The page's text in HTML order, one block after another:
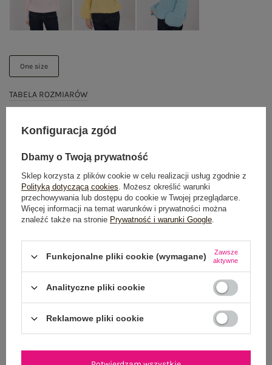
One size
TABELA ROZMIARÓW
DODAJ DO KOSZYKA
Możesz kupić także poprzez:
Dostawaod 7,99 zł
Do darmowej dostawy brakuje 200,00 zł
Wysyłka wponiedziałek
100 dni na zwrot
Konfiguracja zgód
Dbamy o Twoją prywatność
Sklep korzysta z plików cookie w celu realizacji usług zgodnie z
Polityką dotyczącą cookies. Możesz określić warunki
przechowywania lub dostępu do cookie w Twojej przeglądarce.
Więcej informacji na temat warunków i prywatności można
znaleźć także na stronie Prywatność i warunki Google.
Funkcjonalne pliki cookie (wymagane)
Zawsze
aktywne
Analityczne pliki cookie
Reklamowe pliki cookie